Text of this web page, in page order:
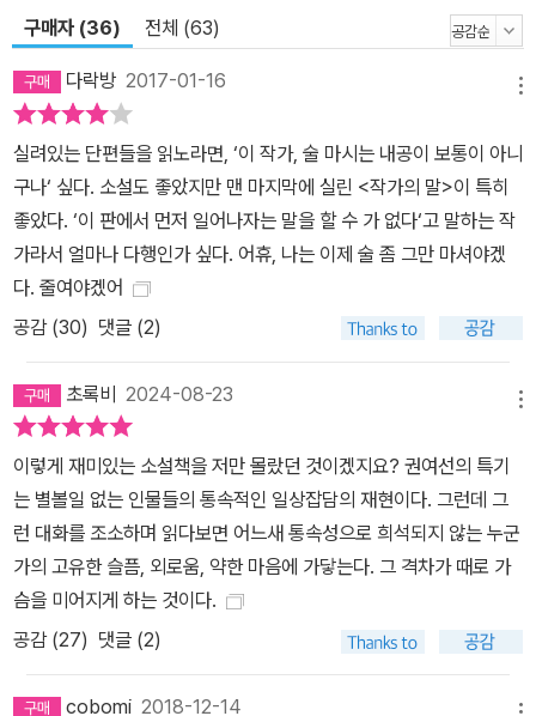
이 등장한다. ‘문정’은 연인과 사소하게 다투고 헤어진 이후 그(‘관
주’)와 연락이 끊어져 당연히 연애가 끝났다고 받아들인 채 2년을 살
았다. 오랜만에 만나게 된 그의 누나(‘관희’)를 통해 전모를 알게 되지
만 문정과 관주, 관희를 둘러싼 그 불행은 부당하게 느껴진다 해도 누
구를 탓할 수조차 없는 우연한 사고일 뿐이다. 인간은 그 누구라도 벼
락처럼 떨어지는 불행에 대비할 수 없다. 인생에는 누구의 탓이라고
책임을 전가할 수조차 없는 비극이 산재한다. 그래서 어떤 비극은 마
치 인생이 던지는 악의적인 농담처럼 느껴지기도 하는 것이다. 「층」에
는 “이게, 내 탓은 아니잖아요?”(224면)라고 묻는 인물이 등장한다.
그 물음에 대구를 이루듯 이 작품은 “내가 무슨 도움이 되겠어요?”(2
다. 모든 것을 잃은 이들은 서로를 위로할 수 있다. 마치 「봄밤」의 영
경과 수환처럼. 이 책에 등장하는 인물들이 “그렇게 꽉 쥐지 말아요,
그 위로는 이 소설을 펼치는 우리에게도 건네진다. 마치 “안녕 주정뱅
이” 하고 담담한 듯 건네는 쓸쓸한 인사처럼 말이다.
구매자 (36) 전체 (63)
다락방 2017-01-16
실려있는 단편들을 읽노라면, ‘이 작가, 술 마시는 내공이 보통이 아니
구나‘ 싶다. 소설도 좋았지만 맨 마지막에 실린 <작가의 말>이 특히
좋았다. ‘이 판에서 먼저 일어나자는 말을 할 수 가 없다‘고 말하는 작
가라서 얼마나 다행인가 싶다. 어휴, 나는 이제 술 좀 그만 마셔야겠
다. 줄여야겠어
공감 (30) 댓글 (2)
초록비 2024-08-23
이렇게 재미있는 소설책을 저만 몰랐던 것이겠지요? 권여선의 특기
는 별볼일 없는 인물들의 통속적인 일상잡담의 재현이다. 그런데 그
런 대화를 조소하며 읽다보면 어느새 통속성으로 희석되지 않는 누군
가의 고유한 슬픔, 외로움, 약한 마음에 가닿는다. 그 격차가 때로 가
슴을 미어지게 하는 것이다.
공감 (27) 댓글 (2)
cobomi 2018-12-14